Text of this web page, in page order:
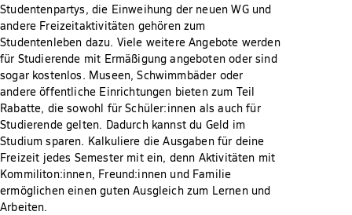
Studentenpartys, die Einweihung der neuen WG und
andere Freizeitaktivitäten gehören zum
Studentenleben dazu. Viele weitere Angebote werden
für Studierende mit Ermäßigung angeboten oder sind
sogar kostenlos. Museen, Schwimmbäder oder
andere öffentliche Einrichtungen bieten zum Teil
Rabatte, die sowohl für Schüler:innen als auch für
Studierende gelten. Dadurch kannst du Geld im
Studium sparen. Kalkuliere die Ausgaben für deine
Freizeit jedes Semester mit ein, denn Aktivitäten mit
Kommiliton:innen, Freund:innen und Familie
ermöglichen einen guten Ausgleich zum Lernen und
Arbeiten.